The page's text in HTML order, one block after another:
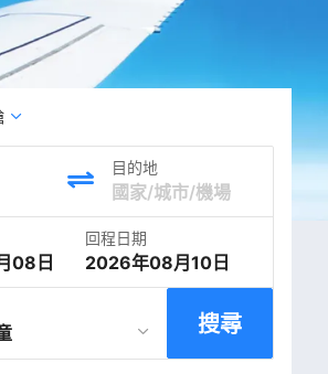
目的地
08日
回程日期
2026年08月10日
搜尋